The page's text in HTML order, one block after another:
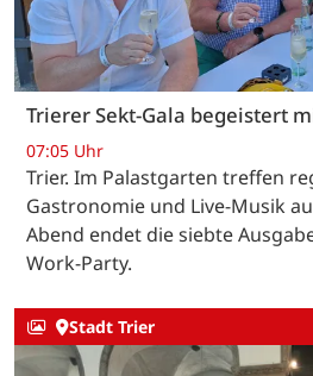
Trierer Sekt-Gala begeistert
07:05 Uhr
Trier. Im Palastgarten treffen
Gastronomie und Live-Musik
Abend endet die siebte
Work-Party.
Stadt Trier